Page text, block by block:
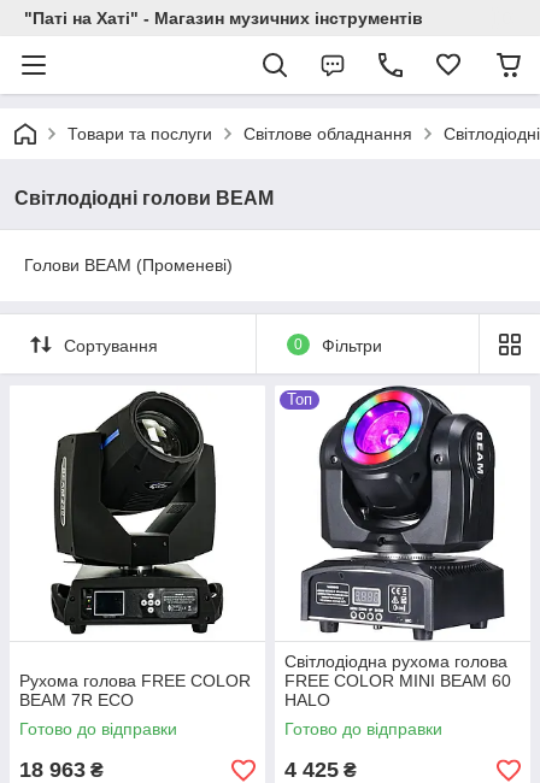
"Паті на Хаті" - Магазин музичних інструментів
Товари та послуги Світлове обладнання
Світлодіодні голови BEAM
Голови BEAM (Променеві)
Сортування 0 Фільтри
Рухома голова FREE COLOR
BEAM 7R ECO
Готово до відправки
18 963 ₴
Топ
Світлодіодна рухома голова
FREE COLOR MINI BEAM 60
HALO
Готово до відправки
4 425 ₴